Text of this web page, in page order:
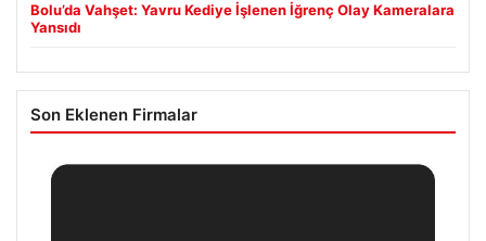
Bolu’da Vahşet: Yavru Kediye İşlenen İğrenç Olay Kameralara
Yansıdı
Son Eklenen Firmalar